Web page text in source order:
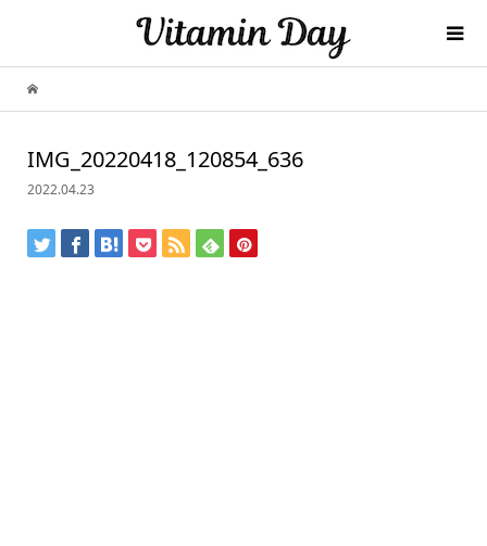
IMG_20220418_120854_636
2022.04.23